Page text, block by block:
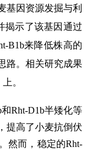
基因资源发掘与利
揭示了该基因通过
B1b来降低株高的
路。相关研究成果
。
Rht-D1b半矮化等
提高了小麦抗倒伏
然而，稳定的Rht-